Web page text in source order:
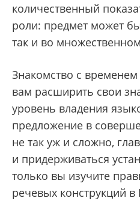
количественный
роли: предмет может
так и во
Знакомство с
вам расширить свои
уровень владения
предложение в
не так уж и сложно,
и придерживаться
только вы изучите
речевых конструкций